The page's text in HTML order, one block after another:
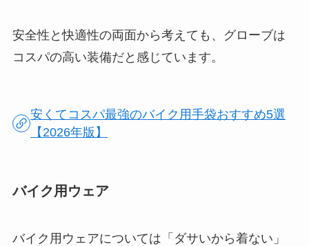
安全性と快適性の両面から考えても、グローブは
コスパの高い装備だと感じています。
安くてコスパ最強のバイク用手袋おすすめ5選
【2026年版】
バイク用ウェア
バイク用ウェアについては「ダサいから着ない」